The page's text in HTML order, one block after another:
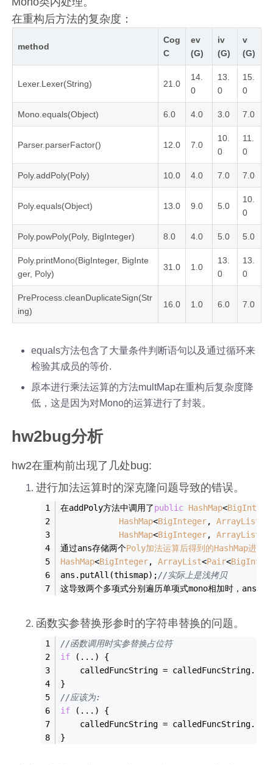
在重构后方法的复杂度：
method
Cog
C
ev
(G)
iv
(G)
v
(G)
Lexer.Lexer(String) 21.0
14.
0
13.
0
15.
0
Mono.equals(Object) 6.0 4.0 3.0 7.0
Parser.parserFactor() 12.0 7.0
10.
0
11.
0
Poly.addPoly(Poly) 10.0 4.0 7.0 7.0
Poly.equals(Object) 13.0 9.0 5.0
10.
0
Poly.powPoly(Poly, BigInteger) 8.0 4.0 5.0 5.0
Poly.printMono(BigInteger, BigInte
ger, Poly)
31.0 1.0
13.
0
13.
0
PreProcess.cleanDuplicateSign(Str
ing)
16.0 1.0 6.0 7.0
equals方法包含了大量条件判断语句以及通过循环来
检验其成员的等价.
原本进行乘法运算的方法multMap在重构后复杂度降
低，这是因为对Mono的运算进行了封装。
hw2bug分析
hw2在重构前出现了几处bug:
进行加法运算时的深克隆问题导致的错误。
在addPoly方法中调用了public HashMap<
HashMap<BigInteger, ArrayList
HashMap<BigInteger, ArrayList
通过ans存储两个Poly加法运算后得到的HashMap进而
HashMap<BigInteger, ArrayList<Pair<
ans.putAll(thismap);//实际上是浅拷贝
这导致两个多项式分别遍历单项式mono相加时，ans的
函数实参替换形参时的字符串替换的问题。
//函数调用时实参替换占位符
if (...) {
calledFuncString =
}
//应该为:
if (...) {
calledFuncString =
}